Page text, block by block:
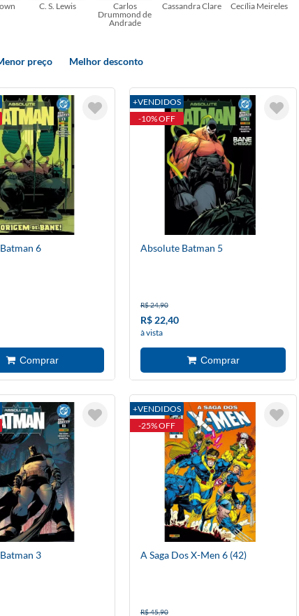
C. S. Lewis
Carlos
Drummond de
Andrade
Cassandra Clare Cecília Meireles
preço Melhor desconto
6
+VENDIDOS
-10% OFF
Absolute Batman 5
R$ 24,90
R$ 22,40
à vista
3
+VENDIDOS
-25% OFF
A Saga Dos X-Men 6 (42)
R$ 45,90